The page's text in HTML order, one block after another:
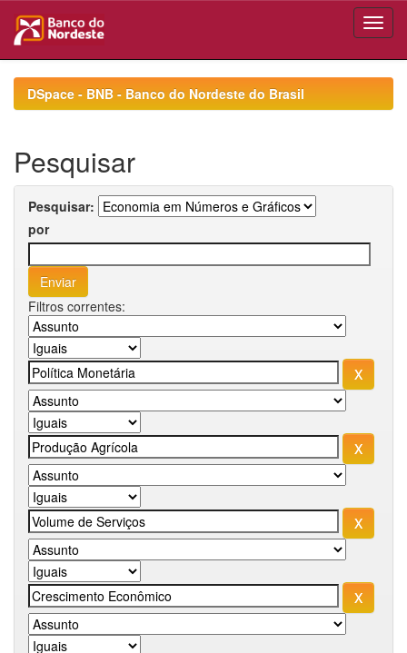
navigationDSpace - BNB - Banco do Nordeste do Brasil
Pesquisar
Pesquisar:
por
Filtros correntes: